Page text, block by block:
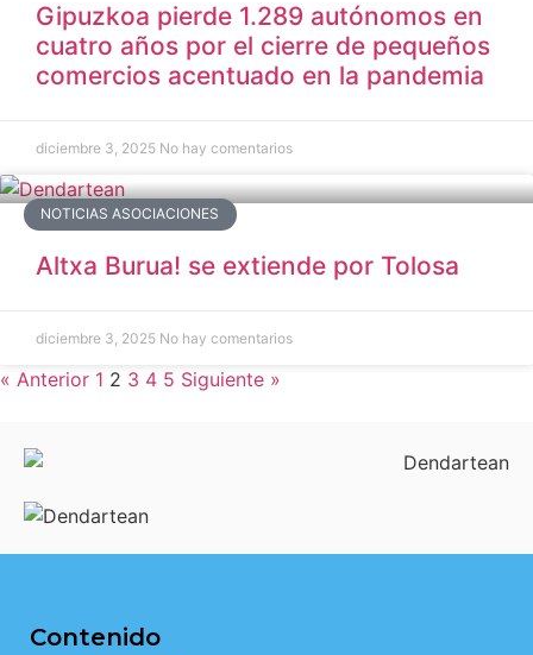
Gipuzkoa pierde 1.289 autónomos en
cuatro años por el cierre de pequeños
comercios acentuado en la pandemia
diciembre 3, 2025 No hay comentarios
NOTICIAS ASOCIACIONES
Altxa Burua! se extiende por Tolosa
diciembre 3, 2025 No hay comentarios
« Anterior 1 2 3 4 5 Siguiente »
Contenido